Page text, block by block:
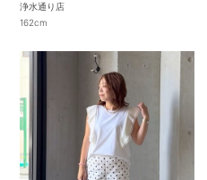
浄水通り店
162cm